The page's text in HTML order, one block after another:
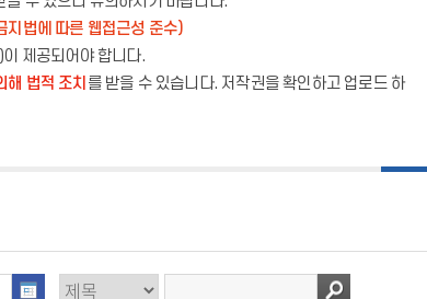
지법에 따른 웹접근성 준수)
제공되어야 합니다.
해 법적 조치 를 받을 수 있습니다. 저작권을 확인하고 업로드 하